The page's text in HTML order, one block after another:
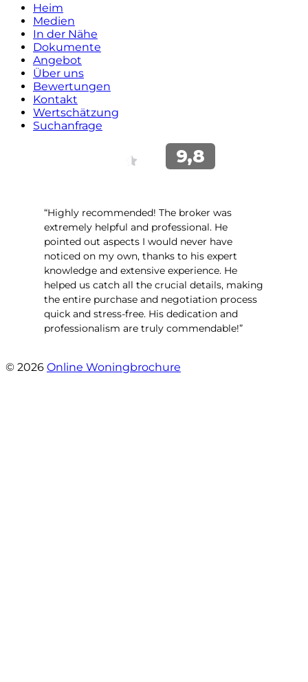
Heim
Medien
In der Nähe
Dokumente
Angebot
Über uns
Bewertungen
Kontakt
Wertschätzung
Suchanfrage
“Highly recommended! The broker was
extremely helpful and professional. He
pointed out aspects I would never have
noticed on my own, thanks to his expert
knowledge and extensive experience. He
helped us catch all the crucial details, making
the entire purchase and negotiation process
quick and stress-free. His dedication and
professionalism are truly commendable!”
© 2026 Online Woningbrochure